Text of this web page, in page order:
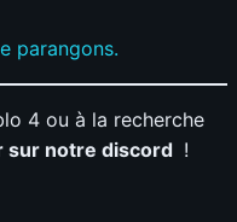
parangons.
4 ou à la recherche
sur notre discord !